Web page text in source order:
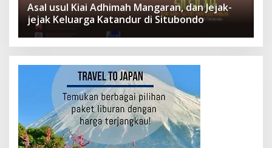
Asal usul Kiai Adhimah Mangaran, dan Jejak-
jejak Keluarga Katandur di Situbondo